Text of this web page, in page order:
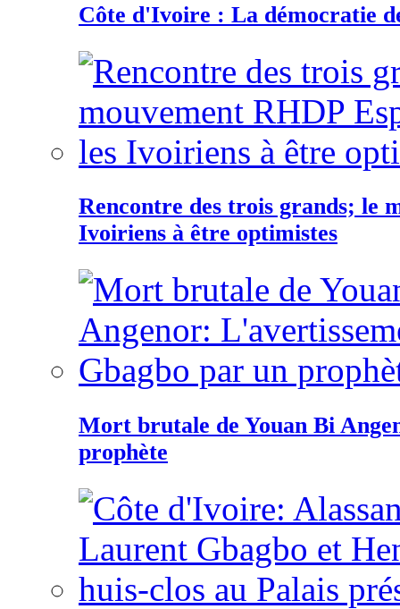
Côte d'Ivoire : La démocratie
Rencontre des trois grands; le
Ivoiriens à être optimistes
Mort brutale de Youan Bi
prophète